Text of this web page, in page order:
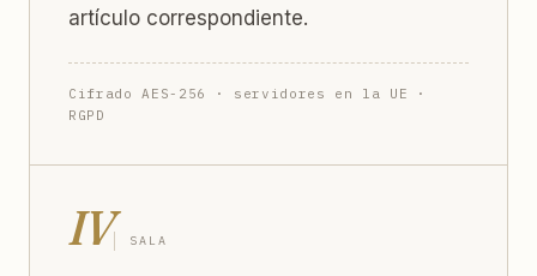
artículo correspondiente.
Cifrado AES-256 · servidores en la UE ·
RGPD
IV SALA